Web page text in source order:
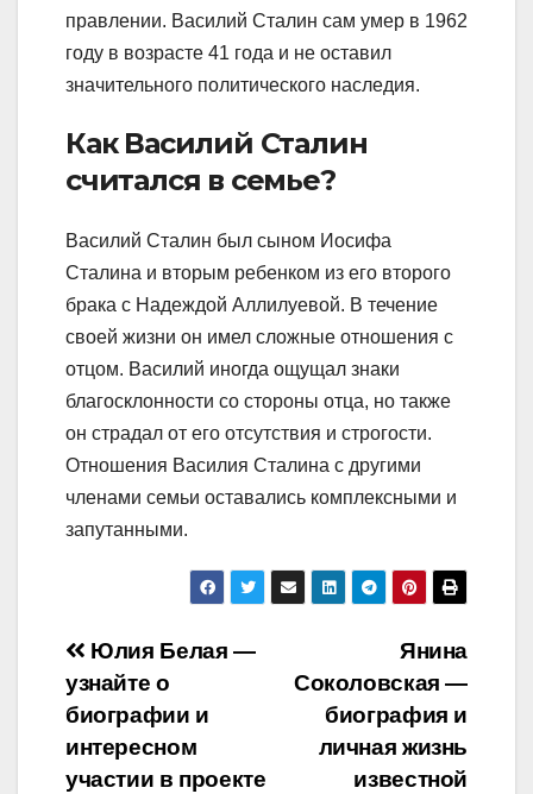
правлении. Василий Сталин сам умер в 1962
году в возрасте 41 года и не оставил
значительного политического наследия.
Как Василий Сталин
считался в семье?
Василий Сталин был сыном Иосифа
Сталина и вторым ребенком из его второго
брака с Надеждой Аллилуевой. В течение
своей жизни он имел сложные отношения с
отцом. Василий иногда ощущал знаки
благосклонности со стороны отца, но также
он страдал от его отсутствия и строгости.
Отношения Василия Сталина с другими
членами семьи оставались комплексными и
запутанными.
Навигация
по
записям
Янина
Соколовская —
биография и
личная жизнь
известной
Юлия Белая —
узнайте о
биографии и
интересном
участии в проекте